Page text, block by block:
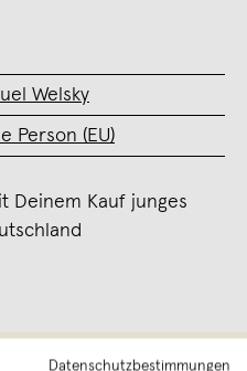
Welsky
Person (EU)
Deinem Kauf junges
Datenschutzbestimmungen